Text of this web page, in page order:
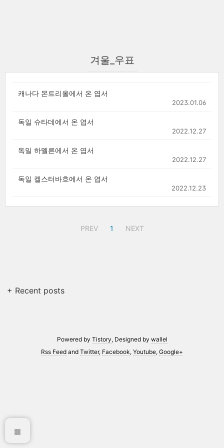
겨울_우표
캐나다 몬트리올에서 온 엽서
2023.01.06
독일 슈타데에서 온 엽서
2022.12.27
독일 하멜른에서 온 엽서
2022.12.27
독일 켈스터바흐에서 온 엽서
2022.12.23
PREV 1 NEXT
+ Recent posts
Powered by Tistory, Designed by wallel
Rss Feed and Twitter, Facebook, Youtube, Google+